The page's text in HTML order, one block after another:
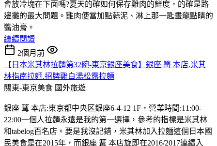
會放冷塊在下面嗎?夏天的確如何保存雞肉的鮮度，的確是路
邊攤的最大問題。雞肉便當加點蒜泥、淋上那一匙畫龍點睛的
醬油膏。
繼續閱讀
2個月前
【日本米其林拉麵第32碗-東京銀座美食】銀座 篝 本店.米其
林指南拉麵.招牌雞白湯松露拉麵
關東-東京美食 國外旅遊
銀座 篝 本店:東京都中央区銀座6-4-12 1F，營業時間:11:00-
22:00一個人拉麵永遠是我的第一選擇，參考的指標是米其林
和tabelog百名店。要是我沒記錯，米其林加入拉麵這個日本國
民美食是在2015年，而銀座 篝 本店旋即在2016/2017連續入